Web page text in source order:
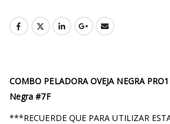
COMBO PELADORA OVEJA NEGRA
Negra #7F
***RECUERDE QUE PARA UTILIZAR